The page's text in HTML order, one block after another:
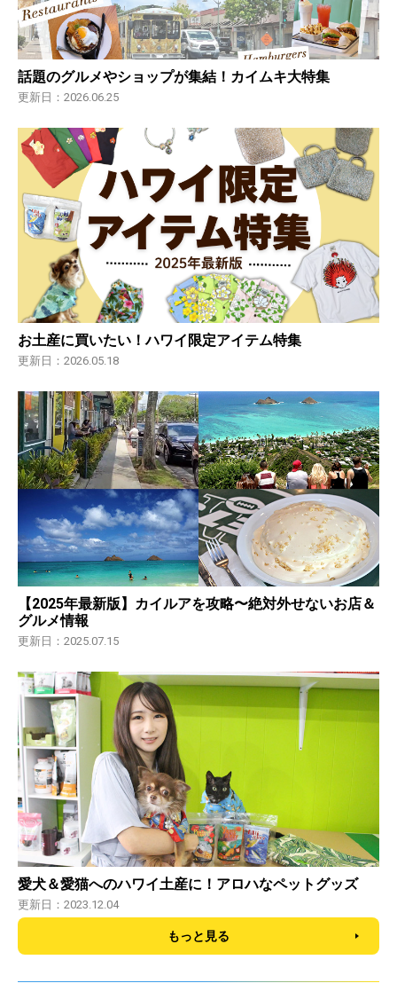
話題のグルメやショップが集結！カイムキ大特集
更新日：2026.06.25
お土産に買いたい！ハワイ限定アイテム特集
更新日：2026.05.18
【2025年最新版】カイルアを攻略〜絶対外せないお店＆
グルメ情報
更新日：2025.07.15
愛犬＆愛猫へのハワイ土産に！アロハなペットグッズ
更新日：2023.12.04
もっと見る